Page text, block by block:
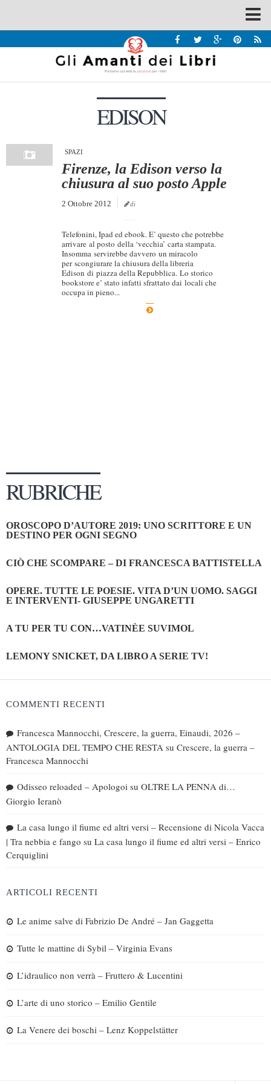
Recensioni
Interviste & Incontri
Chi siamo
Dicono di Noi
Tabù Festival 2014
A Tutto Volume
Marketing
EDISON
SPAZI
Firenze, la Edison verso la
chiusura al suo posto Apple
2 Ottobre 2012 di
Telefonini, Ipad ed ebook. E’ questo che potrebbe
arrivare al posto della ‘vecchia’ carta stampata.
Insomma servirebbe davvero un miracolo
per scongiurare la chiusura della libreria
Edison di piazza della Repubblica. Lo storico
bookstore e’ stato infatti sfrattato dai locali che
occupa in pieno...
RUBRICHE
OROSCOPO D’AUTORE 2019: UNO SCRITTORE E UN
DESTINO PER OGNI SEGNO
CIÒ CHE SCOMPARE – DI FRANCESCA BATTISTELLA
OPERE. TUTTE LE POESIE. VITA D’UN UOMO. SAGGI
E INTERVENTI- GIUSEPPE UNGARETTI
A TU PER TU CON…VATINÈE SUVIMOL
LEMONY SNICKET, DA LIBRO A SERIE TV!
COMMENTI RECENTI
Francesca Mannocchi, Crescere, la guerra, Einaudi, 2026 –
ANTOLOGIA DEL TEMPO CHE RESTA su Crescere, la guerra –
Francesca Mannocchi
Odisseo reloaded – Apologoi su OLTRE LA PENNA di…
Giorgio Ieranò
La casa lungo il fiume ed altri versi – Recensione di Nicola Vacca
| Tra nebbia e fango su La casa lungo il fiume ed altri versi – Enrico
Cerquiglini
ARTICOLI RECENTI
Le anime salve di Fabrizio De André – Jan Gaggetta
Tutte le mattine di Sybil – Virginia Evans
L’idraulico non verrà – Fruttero & Lucentini
L’arte di uno storico – Emilio Gentile
La Venere dei boschi – Lenz Koppelstätter